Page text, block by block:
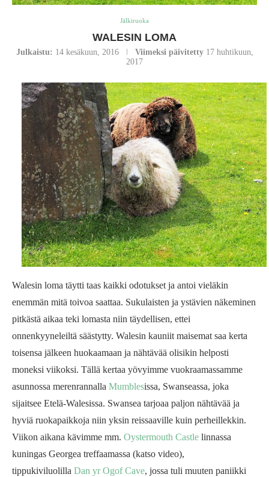
Jälkiruoka
WALESIN LOMA
Julkaistu: 14 kesäkuun, 2016 Viimeksi päivitetty 17 huhtikuun,
2017
Walesin loma täytti taas kaikki odotukset ja antoi vieläkin
enemmän mitä toivoa saattaa. Sukulaisten ja ystävien näkeminen
pitkästä aikaa teki lomasta niin täydellisen, ettei
onnenkyyneleiltä säästytty. Walesin kauniit maisemat saa kerta
toisensa jälkeen huokaamaan ja nähtävää olisikin helposti
moneksi viikoksi. Tällä kertaa yövyimme vuokraamassamme
asunnossa merenrannalla Mumblesissa, Swanseassa, joka
sijaitsee Etelä-Walesissa. Swansea tarjoaa paljon nähtävää ja
hyviä ruokapaikkoja niin yksin reissaaville kuin perheillekkin.
Viikon aikana kävimme mm. Oystermouth Castle linnassa
kuningas Georgea treffaamassa (katso video),
tippukiviluolilla Dan yr Ogof Cave, jossa tuli muuten paniikki